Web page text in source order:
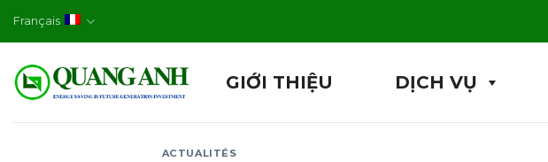
Français
GIỚI THIỆU DỊCH VỤ
ACTUALITÉS